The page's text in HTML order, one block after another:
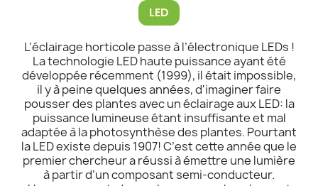
LED
L’éclairage horticole passe à l’électronique LEDs !
La technologie LED haute puissance ayant été
développée récemment (1999), il était impossible,
il y à peine quelques années, d'imaginer faire
pousser des plantes avec un éclairage aux LED: la
puissance lumineuse étant insuffisante et mal
adaptée à la photosynthèse des plantes. Pourtant
la LED existe depuis 1907! C’est cette année que le
premier chercheur a réussi à émettre une lumière
à partir d’un composant semi-conducteur.